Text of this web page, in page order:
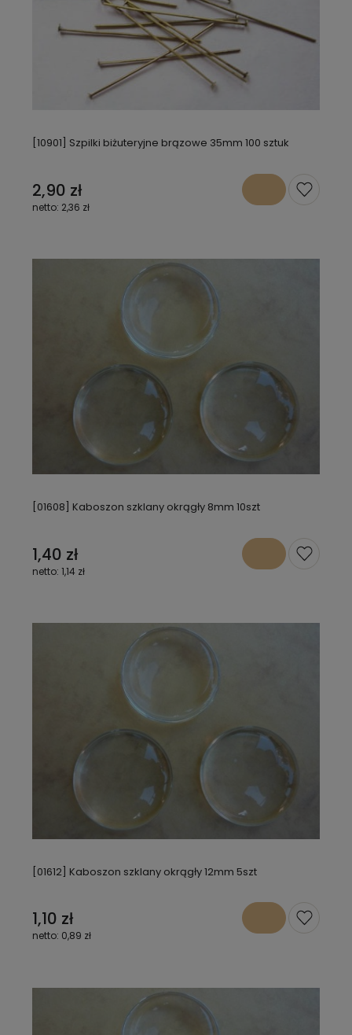
[10901] Szpilki biżuteryjne brązowe 35mm 100 sztuk
2,90 zł
2,36 zł
[01608] Kaboszon szklany okrągły 8mm 10szt
1,40 zł
1,14 zł
[01612] Kaboszon szklany okrągły 12mm 5szt
1,10 zł
0,89 zł